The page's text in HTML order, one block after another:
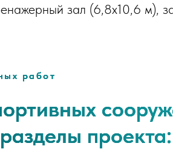
­зал (6,8х10,6 м),
работ
проекта: